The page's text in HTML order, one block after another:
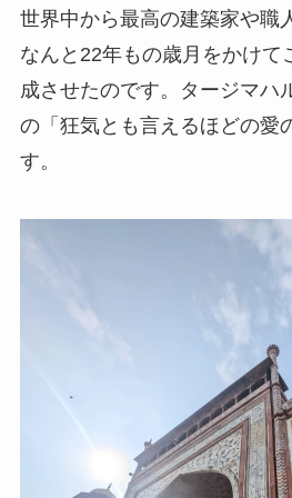
世界中から最高の建築家や職
なんと22年もの歳月をかけて
成させたのです。タージマハ
の「狂気とも言えるほどの愛
す。